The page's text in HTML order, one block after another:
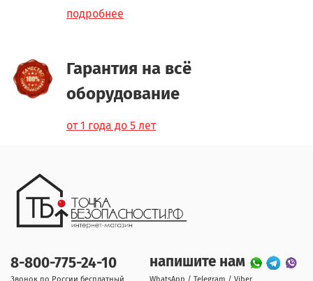
подробнее
Гарантия на всё
оборудование
от 1 года до 5 лет
8-800-775-24-10 напишите нам